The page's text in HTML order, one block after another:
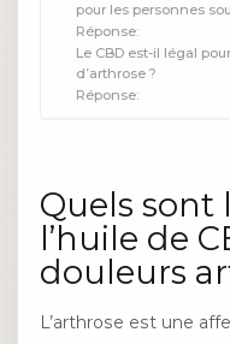
pour les personnes
Réponse:
Le CBD est-il légal
d’arthrose ?
Réponse:
Quels sont
l’huile de
douleurs
L’arthrose est une